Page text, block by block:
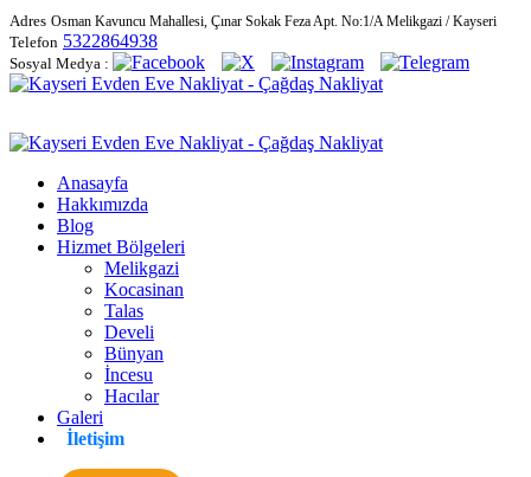
Adres Osman Kavuncu Mahallesi, Çınar Sokak Feza Apt. No:1/A Melikgazi / Kayseri
Telefon 5322864938
Sosyal Medya :
Anasayfa
Hakkımızda
Blog
Hizmet Bölgeleri
Melikgazi
Kocasinan
Talas
Develi
Bünyan
İncesu
Hacılar
Galeri
İletişim